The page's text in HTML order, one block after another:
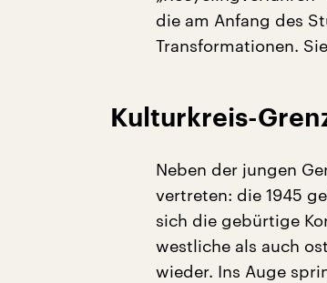
die am Anfang des
Transformationen.
Kulturkreis-
Neben der jungen
vertreten: die 1945
sich die gebürtige
westliche als auch
wieder. Ins Auge